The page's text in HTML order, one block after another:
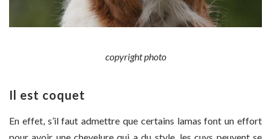
copyright photo
Il est coquet
En effet, s’il faut admettre que certains lamas font un effort